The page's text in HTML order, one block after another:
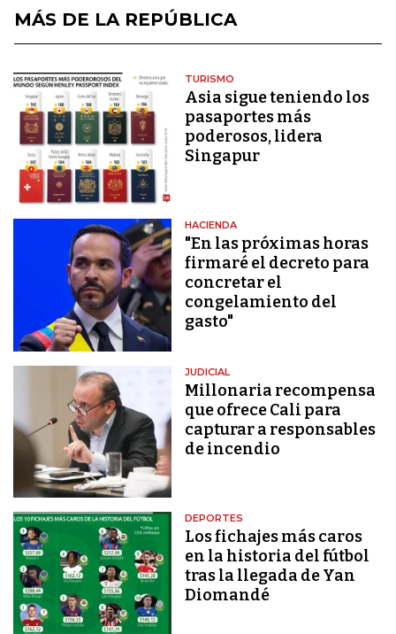
MÁS DE LA REPÚBLICA
TURISMO
Asia sigue teniendo los
pasaportes más
poderosos, lidera
Singapur
HACIENDA
"En las próximas horas
firmaré el decreto para
concretar el
congelamiento del
gasto"
JUDICIAL
Millonaria recompensa
que ofrece Cali para
capturar a responsables
de incendio
DEPORTES
Los fichajes más caros
en la historia del fútbol
tras la llegada de Yan
Diomandé